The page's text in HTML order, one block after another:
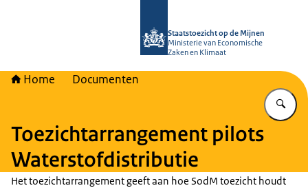
Staatstoezicht op de Mijnen
Ministerie van Economische
Zaken en Klimaat
Home Documenten
Toezichtarrangement pilots
Waterstofdistributie
Het toezichtarrangement geeft aan hoe SodM toezicht houdt